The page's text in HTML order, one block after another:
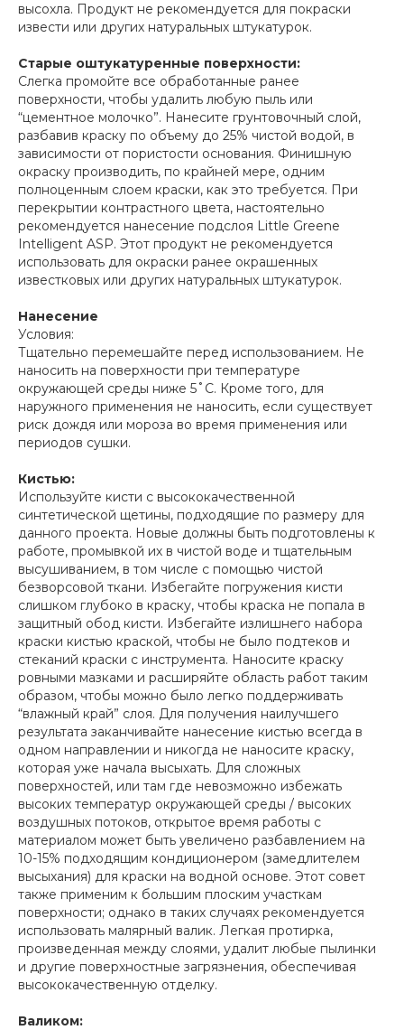
высохла. Продукт не рекомендуется для покраски
извести или других натуральных штукатурок.
Старые оштукатуренные поверхности:
Слегка промойте все обработанные ранее
поверхности, чтобы удалить любую пыль или
“цементное молочко”. Нанесите грунтовочный слой,
разбавив краску по объему до 25% чистой водой, в
зависимости от пористости основания. Финишную
окраску производить, по крайней мере, одним
полноценным слоем краски, как это требуется. При
перекрытии контрастного цвета, настоятельно
рекомендуется нанесение подслоя Little Greene
Intelligent ASP. Этот продукт не рекомендуется
использовать для окраски ранее окрашенных
известковых или других натуральных штукатурок.
Нанесение
Условия:
Тщательно перемешайте перед использованием. Не
наносить на поверхности при температуре
окружающей среды ниже 5˚C. Кроме того, для
наружного применения не наносить, если существует
риск дождя или мороза во время применения или
периодов сушки.
Кистью:
Используйте кисти с высококачественной
синтетической щетины, подходящие по размеру для
данного проекта. Новые должны быть подготовлены к
работе, промывкой их в чистой воде и тщательным
высушиванием, в том числе с помощью чистой
безворсовой ткани. Избегайте погружения кисти
слишком глубоко в краску, чтобы краска не попала в
защитный обод кисти. Избегайте излишнего набора
краски кистью краской, чтобы не было подтеков и
стеканий краски с инструмента. Наносите краску
ровными мазками и расширяйте область работ таким
образом, чтобы можно было легко поддерживать
“влажный край” слоя. Для получения наилучшего
результата заканчивайте нанесение кистью всегда в
одном направлении и никогда не наносите краску,
которая уже начала высыхать. Для сложных
поверхностей, или там где невозможно избежать
высоких температур окружающей среды / высоких
воздушных потоков, открытое время работы с
материалом может быть увеличено разбавлением на
10-15% подходящим кондиционером (замедлителем
высыхания) для краски на водной основе. Этот совет
также применим к большим плоским участкам
поверхности; однако в таких случаях рекомендуется
использовать малярный валик. Легкая протирка,
произведенная между слоями, удалит любые пылинки
и другие поверхностные загрязнения, обеспечивая
высококачественную отделку.
Валиком: